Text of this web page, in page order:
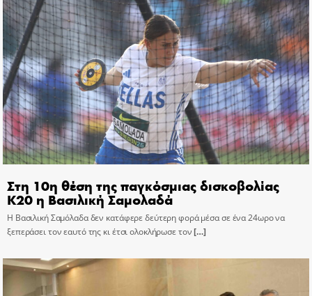
Στη 10η θέση της παγκόσμιας δισκοβολίας
Κ20 η Βασιλική Σαμολαδά
Η Βασιλική Σαμόλαδα δεν κατάφερε δεύτερη φορά μέσα σε ένα 24ωρο να
ξεπεράσει τον εαυτό της κι έτσι ολοκλήρωσε τον[…]